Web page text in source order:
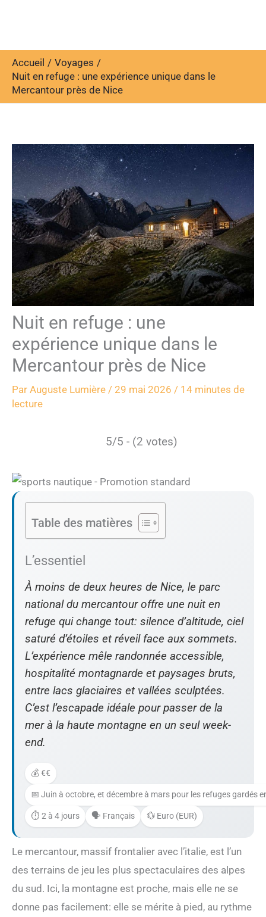
Accueil
Voyages
Nuit en refuge : une expérience unique dans le
Mercantour près de Nice
Nuit en refuge : une
expérience unique dans le
Mercantour près de Nice
Par Auguste Lumière / 29 mai 2026 / 14 minutes de
lecture
5/5 - (2 votes)
Table des matières
L’essentiel
À moins de deux heures de Nice, le parc
national du mercantour offre une nuit en
refuge qui change tout: silence d’altitude, ciel
saturé d’étoiles et réveil face aux sommets.
L’expérience mêle randonnée accessible,
hospitalité montagnarde et paysages bruts,
entre lacs glaciaires et vallées sculptées.
C’est l’escapade idéale pour passer de la
mer à la haute montagne en un seul week-
end.
💰 €€
📅 Juin à octobre, et décembre à mars pour les refuges gardés
⏱️ 2 à 4 jours 🗣️ Français 💱 Euro (EUR)
Le mercantour, massif frontalier avec l’italie, est l’un
des terrains de jeu les plus spectaculaires des alpes
du sud. Ici, la montagne est proche, mais elle ne se
donne pas facilement: elle se mérite à pied, au rythme